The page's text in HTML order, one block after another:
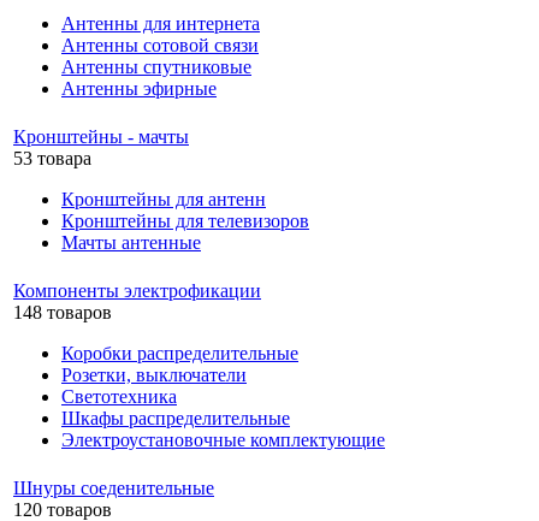
Антенны для интернета
Антенны сотовой связи
Антенны спутниковые
Антенны эфирные
Кронштейны - мачты
53 товара
Кронштейны для антенн
Кронштейны для телевизоров
Мачты антенные
Компоненты электрофикации
148 товаров
Коробки распределительные
Розетки, выключатели
Светотехника
Шкафы распределительные
Электроустановочные комплектующие
Шнуры соеденительные
120 товаров